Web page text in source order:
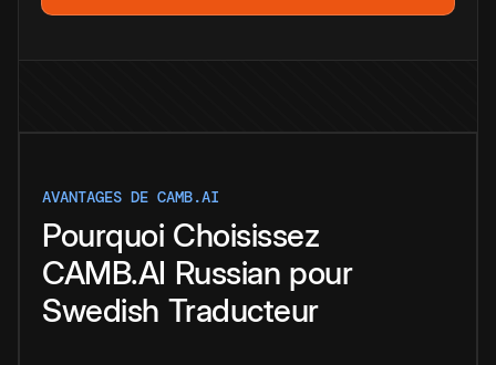
AVANTAGES DE CAMB.AI
Pourquoi Choisissez
CAMB.AI Russian pour
Swedish Traducteur